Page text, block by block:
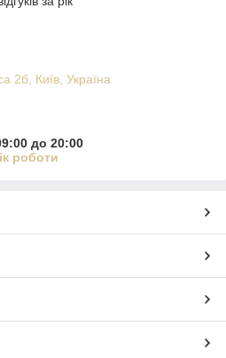
2б, Київ, Україна
до 20:00
роботи